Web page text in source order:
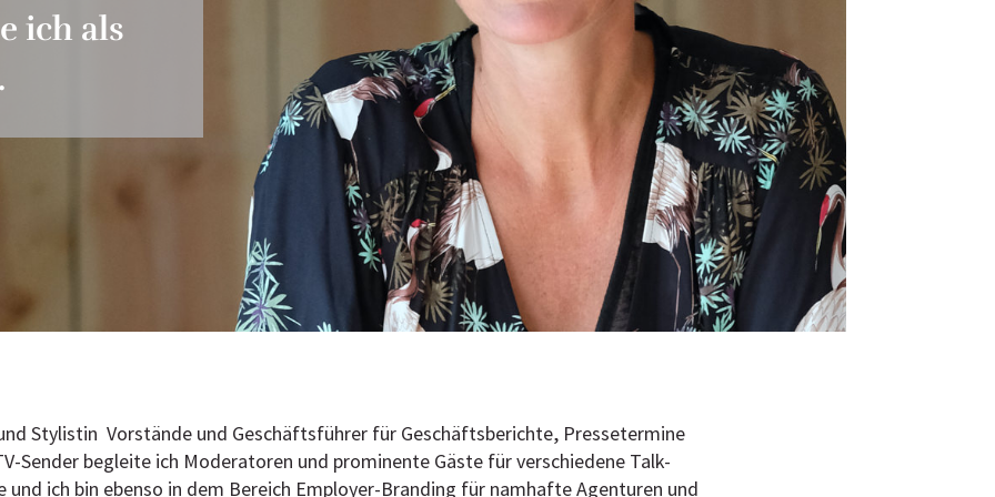
ich als
Stylistin Vorstände und Geschäftsführer für Geschäftsberichte, Pressetermine
Sender begleite ich Moderatoren und prominente Gäste für verschiedene Talk-
und ich bin ebenso in dem Bereich Employer-Branding für namhafte Agenturen und